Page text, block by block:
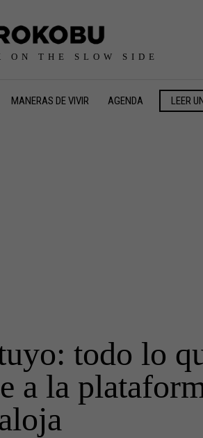
ON THE SLOW SIDE
MANERAS DE VIVIR AGENDA LEER
todo lo
a la